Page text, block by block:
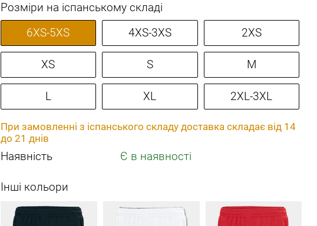
Розміри на іспанському складі
6XS-5XS
4XS-3XS 2XS
XS S M
L XL 2XL-3XL
При замовленні з іспанського складу доставка складає від 14
до 21 днів
Наявність Є в наявності
Інші кольори